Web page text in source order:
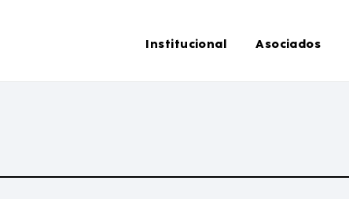
Institucional Asociados